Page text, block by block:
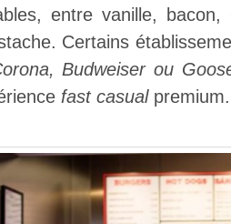
entre vanille,
Certains
Budweiser ou
fast casualpremium.